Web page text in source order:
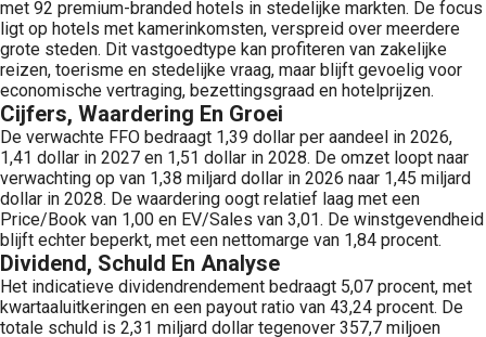
met 92 premium-branded hotels in stedelijke markten. De focus
ligt op hotels met kamerinkomsten, verspreid over meerdere
grote steden. Dit vastgoedtype kan profiteren van zakelijke
reizen, toerisme en stedelijke vraag, maar blijft gevoelig voor
economische vertraging, bezettingsgraad en hotelprijzen.
Cijfers, Waardering En Groei
De verwachte FFO bedraagt 1,39 dollar per aandeel in 2026,
1,41 dollar in 2027 en 1,51 dollar in 2028. De omzet loopt naar
verwachting op van 1,38 miljard dollar in 2026 naar 1,45 miljard
dollar in 2028. De waardering oogt relatief laag met een
Price/Book van 1,00 en EV/Sales van 3,01. De winstgevendheid
blijft echter beperkt, met een nettomarge van 1,84 procent.
Dividend, Schuld En Analyse
Het indicatieve dividendrendement bedraagt 5,07 procent, met
kwartaaluitkeringen en een payout ratio van 43,24 procent. De
totale schuld is 2,31 miljard dollar tegenover 357,7 miljoen